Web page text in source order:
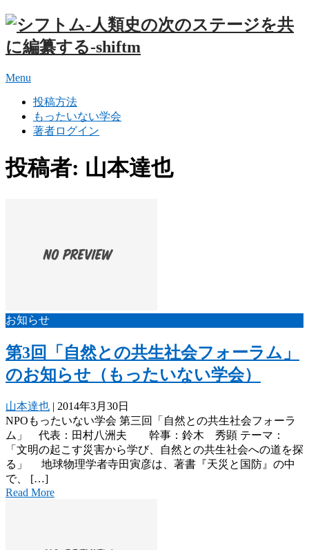
Menu
投稿方法
もったいない学会
著者ログイン
投稿者: 山本達也
お知らせ
第3回「自然との共生社会フォーラム」
のお知らせ（もったいない学会）
山本達也 | 2014年3月30日
NPOもったいない学会 第三回「自然との共生社会フォーラ
ム」 代表：田村八洲夫 幹事：鈴木 秀顕 テーマ：
「文明の起こす災害から学び、自然との共生社会への道を探
る」 地球物理学者寺田寅彦は、著書『天災と国防』の中
で、 […]
Read More